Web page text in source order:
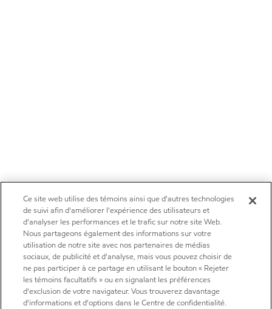
Ce site web utilise des témoins ainsi que d'autres technologies
de suivi afin d'améliorer l'expérience des utilisateurs et
d'analyser les performances et le trafic sur notre site Web.
Nous partageons également des informations sur votre
utilisation de notre site avec nos partenaires de médias
sociaux, de publicité et d'analyse, mais vous pouvez choisir de
ne pas participer à ce partage en utilisant le bouton « Rejeter
les témoins facultatifs » ou en signalant les préférences
d'exclusion de votre navigateur. Vous trouverez davantage
d'informations et d'options dans le Centre de confidentialité.